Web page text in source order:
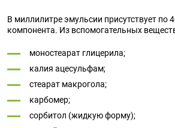
В миллилитре эмульсии присутствует по
компонента. Из вспомогательных
моностеарат глицерила;
калия ацесульфам;
стеарат макрогола;
карбомер;
сорбитол (жидкую форму);